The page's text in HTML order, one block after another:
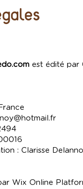
est édité par
: Clarisse
Wix Online